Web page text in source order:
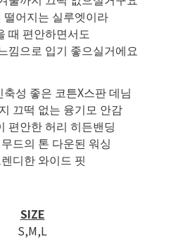
떨어지는 실루엣이라
때 편안하면서도
낌으로 입기 좋으실거에요
성 좋은 코튼X스판 데님
끄떡 없는 융기모 안감
편안한 허리 히든밴딩
드의 톤 다운된 워싱
렌디한 와이드 핏
SIZE
S,M,L